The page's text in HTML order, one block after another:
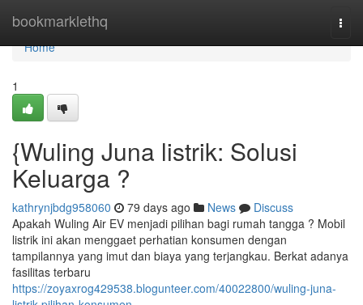
bookmarklethq
Home
Home
1
{Wuling Juna listrik: Solusi
Keluarga ?
kathrynjbdg958060 79 days ago News
Discuss
Apakah Wuling Air EV menjadi pilihan bagi rumah tangga ? Mobil
listrik ini akan menggaet perhatian konsumen dengan
tampilannya yang imut dan biaya yang terjangkau. Berkat adanya
fasilitas terbaru
https://zoyaxrog429538.blogunteer.com/40022800/wuling-juna-